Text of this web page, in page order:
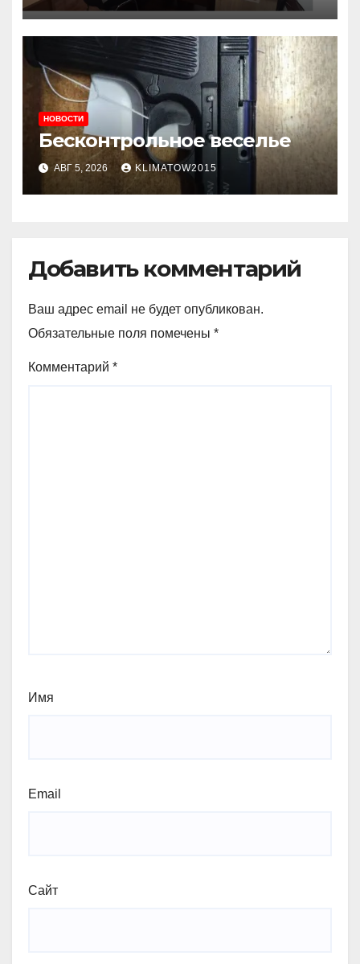
приема граждан
НОВОСТИ
Бесконтрольное веселье
АВГ 5, 2026 KLIMATOW2015
Добавить комментарий
Ваш адрес email не будет опубликован.
Обязательные поля помечены *
Комментарий *
Имя
Email
Сайт